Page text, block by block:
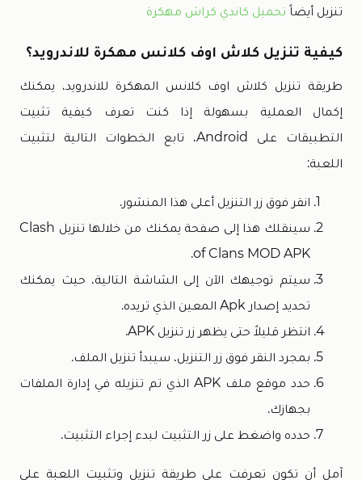
تنزيل أيضاً تحميل كاندي كراش مهكرة
كيفية تنزيل كلاش اوف كلانس مهكرة للاندرويد؟
طريقة تنزيل كلاش اوف كلانس المهكرة للاندرويد، يمكنك
إكمال العملية بسهولة إذا كنت تعرف كيفية تثبيت
التطبيقات على Android، تابع الخطوات التالية لتثبيت
اللعبة:
انقر فوق زر التنزيل أعلى هذا المنشور.
سينقلك هذا إلى صفحة يمكنك من خلالها تنزيل Clash
of Clans MOD APK.
سيتم توجيهك الآن إلى الشاشة التالية، حيث يمكنك
تحديد إصدار Apk المعين الذي تريده.
انتظر قليلاً حتى يظهر زر تنزيل APK.
بمجرد النقر فوق زر التنزيل، سيبدأ تنزيل الملف.
حدد موقع ملف APK الذي تم تنزيله في إدارة الملفات
بجهازك.
حدده واضغط على زر التثبيت لبدء إجراء التثبيت.
آمل أن تكون تعرفت على طريقة تنزيل وتثبيت اللعبة على